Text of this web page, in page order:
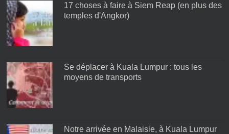
17 choses à faire à Siem Reap (en plus des
temples d'Angkor)
Se déplacer à Kuala Lumpur : tous les
moyens de transports
Notre arrivée en Malaisie, à Kuala Lumpur